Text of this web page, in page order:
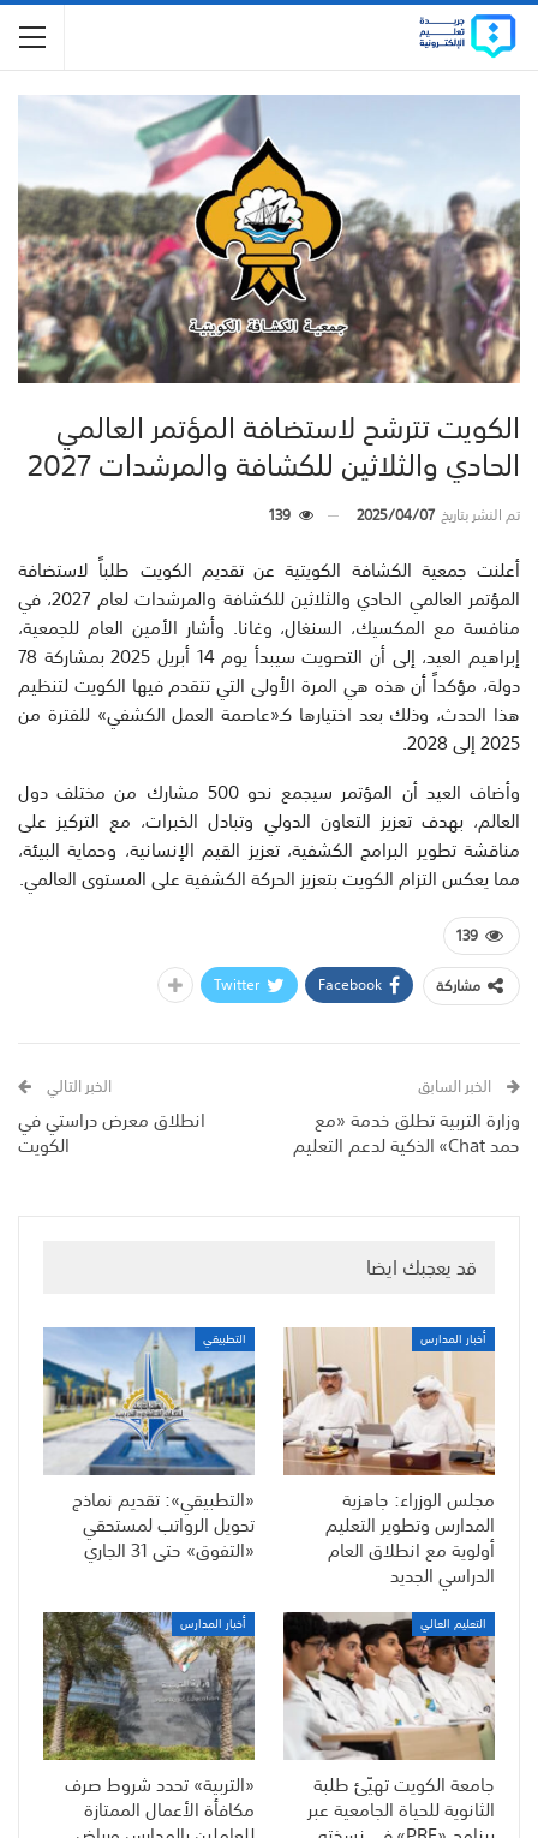
الكويت تترشح لاستضافة المؤتمر العالمي
الحادي والثلاثين للكشافة والمرشدات 2027
تم النشر بتاريخ2025/04/07
139
أعلنت جمعية الكشافة الكويتية عن تقديم الكويت طلباً لاستضافة
المؤتمر العالمي الحادي والثلاثين للكشافة والمرشدات لعام 2027، في
منافسة مع المكسيك، السنغال، وغانا. وأشار الأمين العام للجمعية،
إبراهيم العيد، إلى أن التصويت سيبدأ يوم 14 أبريل 2025 بمشاركة 78
دولة، مؤكداً أن هذه هي المرة الأولى التي تتقدم فيها الكويت لتنظيم
هذا الحدث، وذلك بعد اختيارها كـ«عاصمة العمل الكشفي» للفترة من
2025 إلى 2028.
وأضاف العيد أن المؤتمر سيجمع نحو 500 مشارك من مختلف دول
العالم، بهدف تعزيز التعاون الدولي وتبادل الخبرات، مع التركيز على
مناقشة تطوير البرامج الكشفية، تعزيز القيم الإنسانية، وحماية البيئة،
مما يعكس التزام الكويت بتعزيز الحركة الكشفية على المستوى العالمي.
139
مشاركة
Facebook
Twitter
الخبر السابق
وزارة التربية تطلق خدمة «مع
حمد Chat» الذكية لدعم التعليم
الخبر التالي
انطلاق معرض دراستي في
الكويت
قد يعجبك ايضا
أخبار المدارس
مجلس الوزراء: جاهزية
المدارس وتطوير التعليم
أولوية مع انطلاق العام
الدراسي الجديد
التطبيقي
«التطبيقي»: تقديم نماذج
تحويل الرواتب لمستحقي
«التفوق» حتى 31 الجاري
التعليم العالي
جامعة الكويت تهيّئ طلبة
الثانوية للحياة الجامعية عبر
أخبار المدارس
«التربية» تحدد شروط صرف
مكافأة الأعمال الممتازة